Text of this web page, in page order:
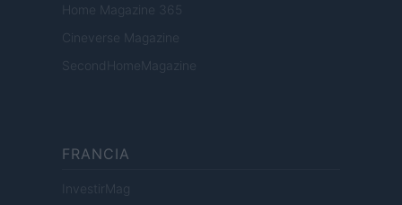
Home Magazine 365
Cineverse Magazine
SecondHomeMagazine
FRANCIA
InvestirMag